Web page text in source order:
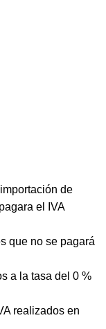
de
el IVA
que no se pagará
a la tasa del 0 %
realizados en